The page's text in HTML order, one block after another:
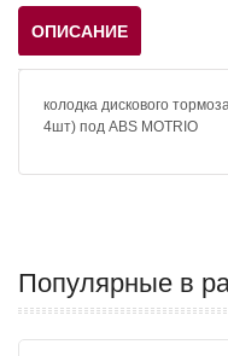
ОПИСАНИЕ
колодка дискового
4шт) под ABS MOTRIO
Популярные в